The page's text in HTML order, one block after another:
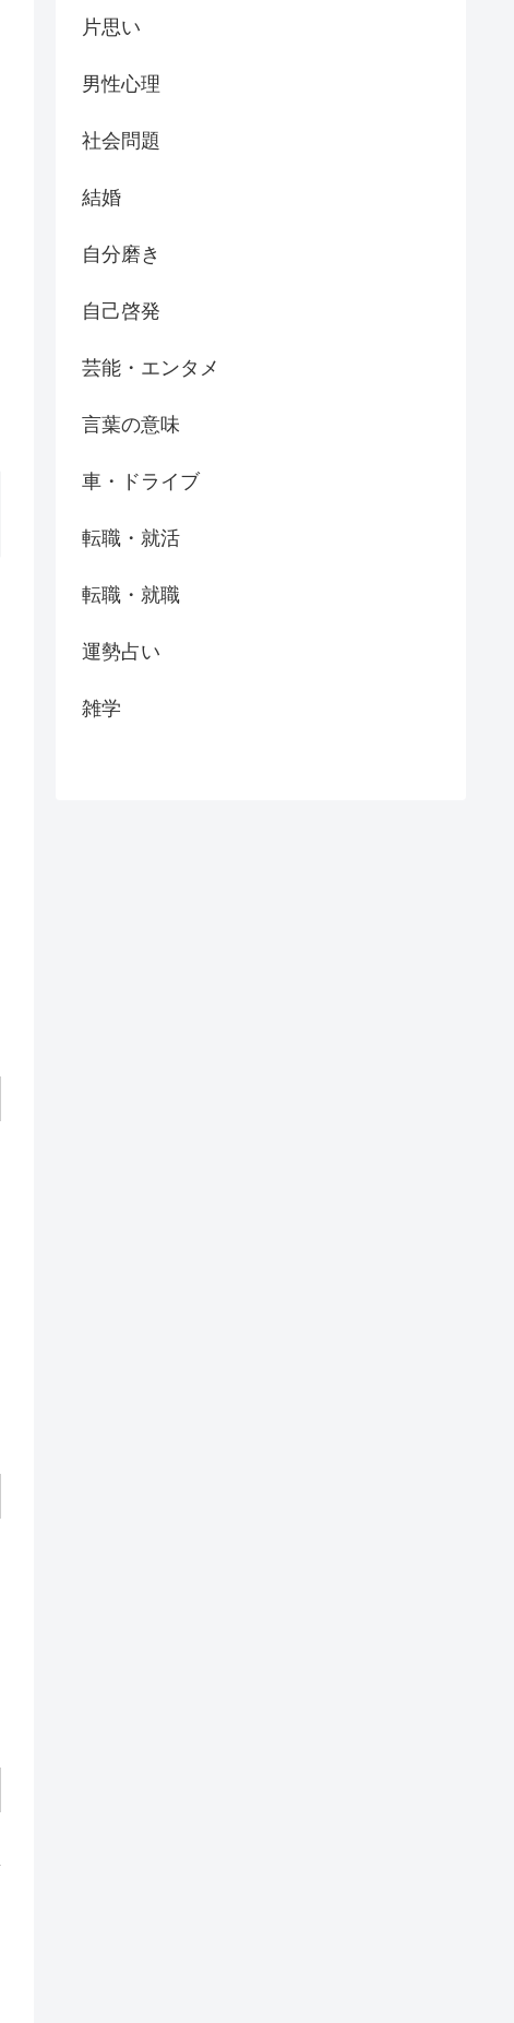
片思い
男性心理
社会問題
結婚
自分磨き
自己啓発
芸能・エンタメ
言葉の意味
車・ドライブ
転職・就活
転職・就職
運勢占い
雑学